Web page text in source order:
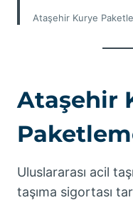
Ataşehir Kurye
Ataşehir
Uluslararası acil
taşıma sigortası